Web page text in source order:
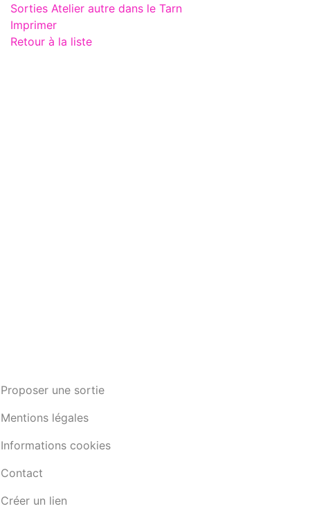
Sorties Atelier autre dans le Tarn
Imprimer
Retour à la liste
Proposer une sortie
Mentions légales
Informations cookies
Contact
Créer un lien